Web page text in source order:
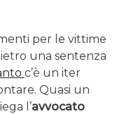
per le vittime
una sentenza
c’è un iter
Quasi un
l’avvocato